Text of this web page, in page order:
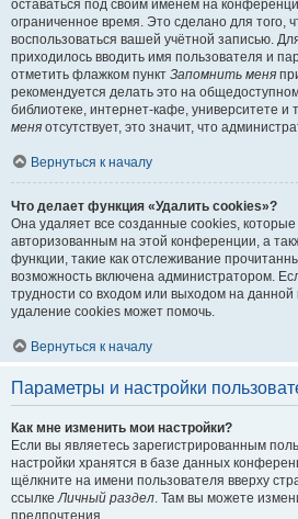
оставаться под своим именем на
ограниченное время. Это сделано для того,
воспользоваться вашей учётной записью.
приходилось вводить имя пользователя и
отметить флажком пункт Запомнить меня
рекомендуется делать это на
библиотеке, интернет-кафе, университете и
меня отсутствует, это значит, что
Вернуться к началу
Что делает функция «Удалить cookies»?
Она удаляет все созданные cookies,
авторизованным на этой конференции, а
функции, такие как отслеживание
возможность включена администратором.
трудности со входом или выходом на
удаление cookies может помочь.
Вернуться к началу
Параметры и настройки
Как мне изменить мои настройки?
Если вы являетесь зарегистрированным
настройки хранятся в базе данных
щёлкните на имени пользователя вверху
ссылкеЛичный раздел. Там вы можете
предпочтения.